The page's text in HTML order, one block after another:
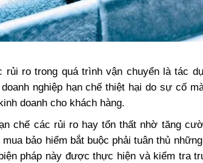
rủi ro trong quá trình vận chuyển là tác
nghiệp hạn chế thiệt hại do sự cố
doanh cho khách hàng.
chế các rủi ro hay tổn thất nhờ tăng
bảo hiểm bắt buộc phải tuân thủ
pháp này được thực hiện và kiểm tra